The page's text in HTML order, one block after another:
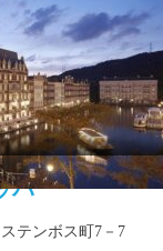
パ
テンボス町7－7